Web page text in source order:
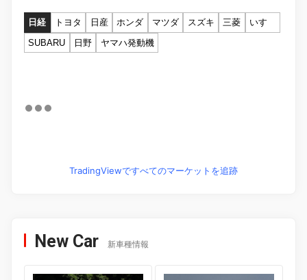
日経 トヨタ 日産 ホンダ マツダ スズキ 三菱
いすゞ
SUBARU
日野 ヤマハ発動機
TradingViewですべてのマーケットを追跡
New Car 新車種情報